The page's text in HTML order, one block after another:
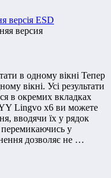
ESD
версия
в одному вікні Тепер
вікні. Усі результати
в окремих вкладках
Lingvo x6 ви можете
вводячи їх у рядок
перемикаючись у
дозволяє не …